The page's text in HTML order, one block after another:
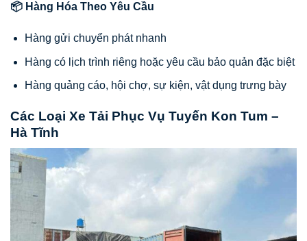
📦 Hàng Hóa Theo Yêu Cầu
Hàng gửi chuyển phát nhanh
Hàng có lịch trình riêng hoặc yêu cầu bảo quản đặc biệt
Hàng quảng cáo, hội chợ, sự kiện, vật dụng trưng bày
Các Loại Xe Tải Phục Vụ Tuyến Kon Tum –
Hà Tĩnh